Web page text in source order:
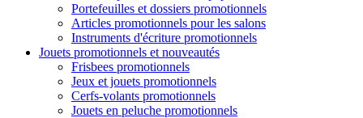
Portefeuilles et dossiers promotionnels
Articles promotionnels pour les salons
Instruments d'écriture promotionnels
Jouets promotionnels et nouveautés
Frisbees promotionnels
Jeux et jouets promotionnels
Cerfs-volants promotionnels
Jouets en peluche promotionnels